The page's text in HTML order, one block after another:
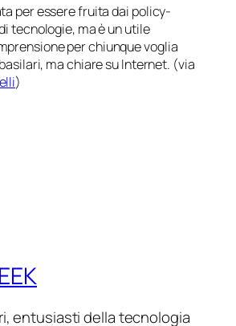
per essere fruita dai policy-
tecnologie, ma è un utile
per chiunque voglia
ma chiare su Internet. (via
)
entusiasti della tecnologia